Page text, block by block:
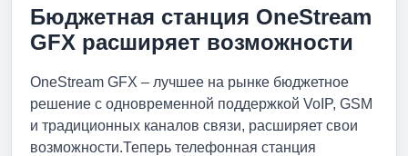
Бюджетная станция OneStream
GFX расширяет возможности
OneStream GFX – лучшее на рынке бюджетное
решение с одновременной поддержкой VoIP, GSM
и традиционных каналов связи, расширяет свои
возможности.Теперь телефонная станция